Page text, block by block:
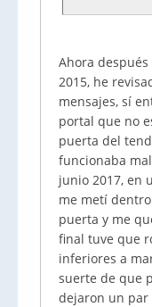
Ahora
2015, he
mensajes, sí
portal que no
puerta del
funcionaba
junio 2017, en
me metí
puerta y me
final tuve que
inferiores a
suerte de que
dejaron un par